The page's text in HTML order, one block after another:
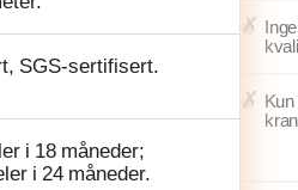
SGS-sertifisert.
i 18 måneder;
i 24 måneder.